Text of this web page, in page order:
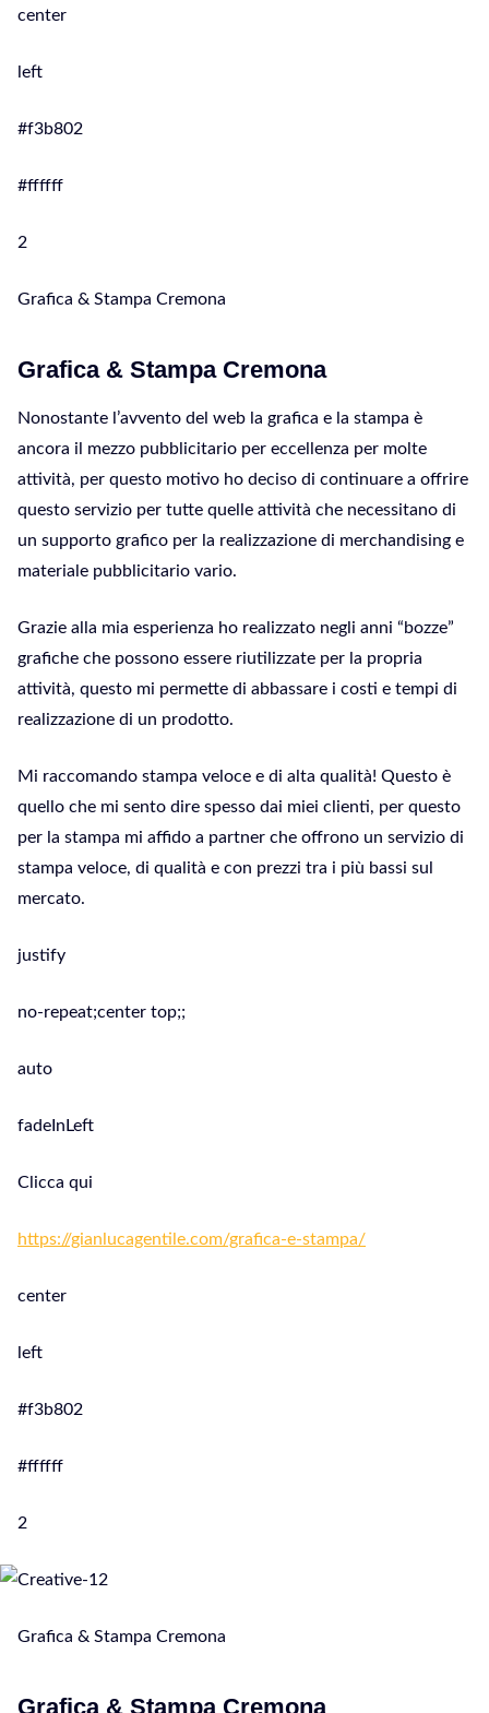
center
left
#f3b802
#ffffff
2
Grafica & Stampa Cremona
Grafica & Stampa Cremona
Nonostante l’avvento del web la grafica e la stampa è
ancora il mezzo pubblicitario per eccellenza per molte
attività, per questo motivo ho deciso di continuare a offrire
questo servizio per tutte quelle attività che necessitano di
un supporto grafico per la realizzazione di merchandising e
materiale pubblicitario vario.
Grazie alla mia esperienza ho realizzato negli anni “bozze”
grafiche che possono essere riutilizzate per la propria
attività, questo mi permette di abbassare i costi e tempi di
realizzazione di un prodotto.
Mi raccomando stampa veloce e di alta qualità! Questo è
quello che mi sento dire spesso dai miei clienti, per questo
per la stampa mi affido a partner che offrono un servizio di
stampa veloce, di qualità e con prezzi tra i più bassi sul
mercato.
justify
no-repeat;center top;;
auto
fadeInLeft
Clicca qui
https://gianlucagentile.com/grafica-e-stampa/
center
left
#f3b802
#ffffff
2
Grafica & Stampa Cremona
Grafica & Stampa Cremona